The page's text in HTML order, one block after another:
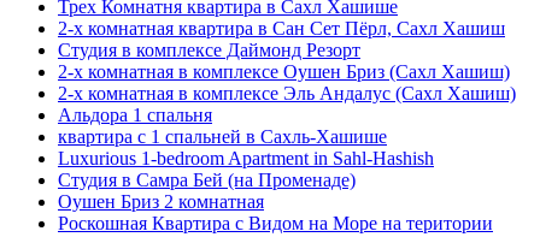
Трех Комнатня квартира в Сахл Хашише
2-х комнатная квартира в Сан Сет Пёрл, Сахл Хашиш
Студия в комплексе Даймонд Резорт
2-х комнатная в комплексе Оушен Бриз (Сахл Хашиш)
2-х комнатная в комплексе Эль Андалус (Сахл Хашиш)
Альдора 1 спальня
квартира с 1 спальней в Сахль-Хашише
Luxurious 1-bedroom Apartment in Sahl-Hashish
Студия в Самра Бей (на Променаде)
Оушен Бриз 2 комнатная
Роскошная Квартира с Видом на Море на територии